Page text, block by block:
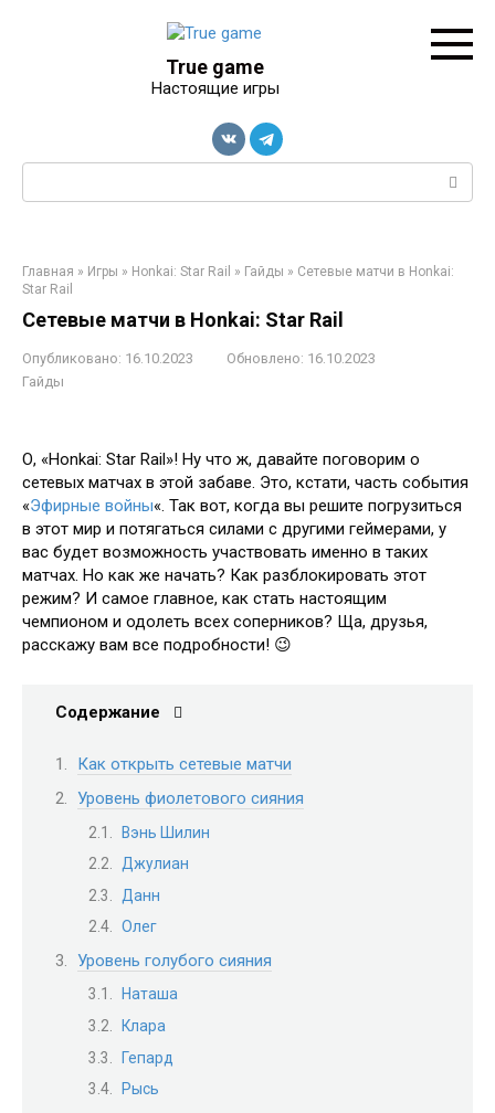
True game
Настоящие игры
Поиск:
Главная » Игры » Honkai: Star Rail » Гайды » Сетевые матчи в Honkai:
Star Rail
Сетевые матчи в Honkai: Star Rail
Опубликовано: 16.10.2023 Обновлено: 16.10.2023
Гайды
О, «Honkai: Star Rail»! Ну что ж, давайте поговорим о
сетевых матчах в этой забаве. Это, кстати, часть события
«Эфирные войны«. Так вот, когда вы решите погрузиться
в этот мир и потягаться силами с другими геймерами, у
вас будет возможность участвовать именно в таких
матчах. Но как же начать? Как разблокировать этот
режим? И самое главное, как стать настоящим
чемпионом и одолеть всех соперников? Ща, друзья,
расскажу вам все подробности! 😉
Содержание
Как открыть сетевые матчи
Уровень фиолетового сияния
Вэнь Шилин
Джулиан
Данн
Олег
Уровень голубого сияния
Наташа
Клара
Гепард
Рысь